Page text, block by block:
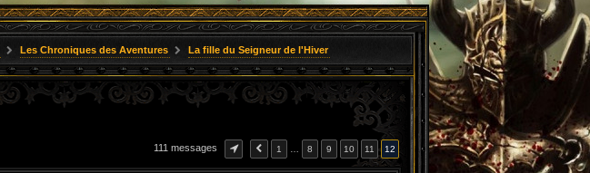
Les Chroniques des Aventures La fille du Seigneur de l'Hiver
111 messages 1 8 9 10 11 12